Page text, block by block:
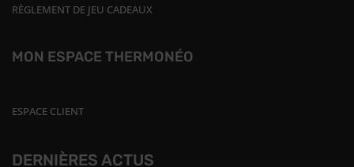
RÈGLEMENT DE JEU CADEAUX
MON ESPACE THERMONÉO
ESPACE CLIENT
DERNIÈRES ACTUS